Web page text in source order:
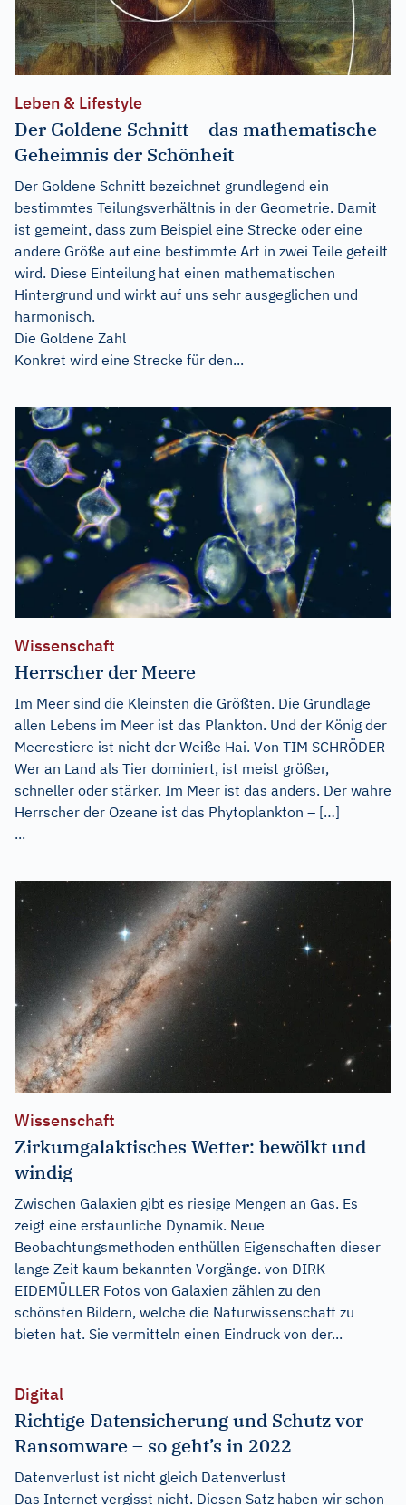
Leben & Lifestyle
Der Goldene Schnitt – das mathematische
Geheimnis der Schönheit
Der Goldene Schnitt bezeichnet grundlegend ein
bestimmtes Teilungsverhältnis in der Geometrie. Damit
ist gemeint, dass zum Beispiel eine Strecke oder eine
andere Größe auf eine bestimmte Art in zwei Teile geteilt
wird. Diese Einteilung hat einen mathematischen
Hintergrund und wirkt auf uns sehr ausgeglichen und
harmonisch.
Die Goldene Zahl
Konkret wird eine Strecke für den...
Wissenschaft
Herrscher der Meere
Im Meer sind die Kleinsten die Größten. Die Grundlage
allen Lebens im Meer ist das Plankton. Und der König der
Meerestiere ist nicht der Weiße Hai. Von TIM SCHRÖDER
Wer an Land als Tier dominiert, ist meist größer,
schneller oder stärker. Im Meer ist das anders. Der wahre
Herrscher der Ozeane ist das Phytoplankton – […]
...
Wissenschaft
Zirkumgalaktisches Wetter: bewölkt und
windig
Zwischen Galaxien gibt es riesige Mengen an Gas. Es
zeigt eine erstaunliche Dynamik. Neue
Beobachtungsmethoden enthüllen Eigenschaften dieser
lange Zeit kaum bekannten Vorgänge. von DIRK
EIDEMÜLLER Fotos von Galaxien zählen zu den
schönsten Bildern, welche die Naturwissenschaft zu
bieten hat. Sie vermitteln einen Eindruck von der...
Digital
Richtige Datensicherung und Schutz vor
Ransomware – so geht’s in 2022
Datenverlust ist nicht gleich Datenverlust
Das Internet vergisst nicht. Diesen Satz haben wir schon